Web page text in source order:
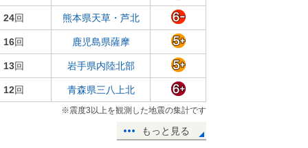
24回 熊本県天草・芦北
16回 鹿児島県薩摩
13回 岩手県内陸北部
12回 青森県三八上北
※震度3以上を観測した地震の集計です
もっと見る